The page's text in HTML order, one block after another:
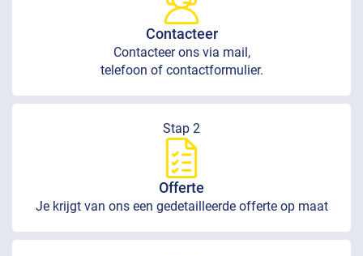
Contacteer
Contacteer ons via mail,
telefoon of contactformulier.
Stap 2
Offerte
Je krijgt van ons een gedetailleerde offerte op maat